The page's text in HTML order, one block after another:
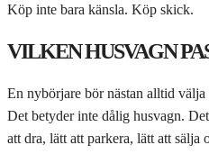
Köp inte bara känsla. Köp skick.
VILKEN HUSVAGN
En nybörjare bör nästan alltid välja
Det betyder inte dålig husvagn.
att dra, lätt att parkera, lätt att sälja